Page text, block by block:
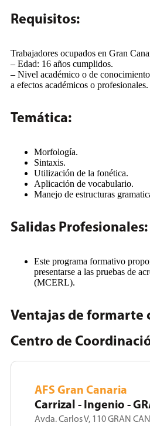
Requisitos:
Trabajadores ocupados en Gran
– Edad: 16 años cumplidos.
– Nivel académico o de
a efectos académicos o
Temática:
Morfología.
Sintaxis.
Utilización de la fonética.
Aplicación de vocabulario.
Manejo de estructuras
Salidas Profesionales:
Este programa formativo
presentarse a las pruebas de
(MCERL).
Ventajas de formarte
Centro de
AFS Gran Canaria
Carrizal - Ingenio -
Avda. Carlos V, 110 GRAN